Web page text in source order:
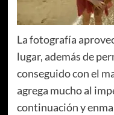
La fotografía
lugar, además de
conseguido con el
agrega mucho al
continuación y